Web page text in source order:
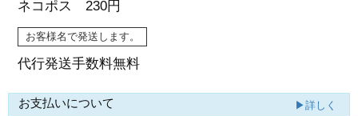
ネコポス 230円
お客様名で発送します。
代行発送手数料無料
お支払いについて ▶詳しく